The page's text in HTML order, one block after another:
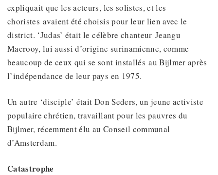
expliquait que les acteurs, les solistes, et les
choristes avaient été choisis pour leur lien avec le
district. ‘Judas’ était le célèbre chanteur Jeangu
Macrooy, lui aussi d’origine surinamienne, comme
beaucoup de ceux qui se sont installés au Bijlmer après
l’indépendance de leur pays en 1975.
Un autre ‘disciple’ était Don Seders, un jeune activiste
populaire chrétien, travaillant pour les pauvres du
Bijlmer, récemment élu au Conseil communal
d’Amsterdam.
Catastrophe